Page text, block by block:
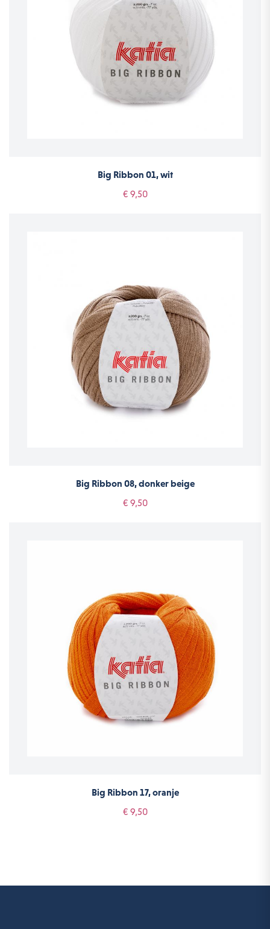
Big Ribbon 01, wit
€ 9,50
Big Ribbon 08, donker beige
€ 9,50
Big Ribbon 17, oranje
€ 9,50